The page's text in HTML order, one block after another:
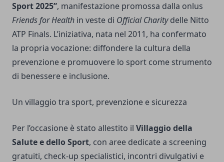
Sport 2025”, manifestazione promossa dalla onlus
Friends for Health in veste di Official Charitydelle Nitto
ATP Finals. L’iniziativa, nata nel 2011, ha confermato
la propria vocazione: diffondere la cultura della
prevenzione e promuovere lo sport come strumento
di benessere e inclusione.
Un villaggio tra sport, prevenzione e sicurezza
Per l’occasione è stato allestito il Villaggio della
Salute e dello Sport, con aree dedicate a screening
gratuiti, check-up specialistici, incontri divulgativi e